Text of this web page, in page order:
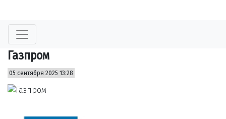
Газпром
05 сентября 2025 13:28